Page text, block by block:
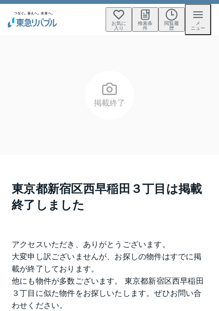
お気に
入り
検索条
件
閲覧履
歴
メ
ニュー
掲載終了
東京都新宿区西早稲田３丁目は掲載
終了しました
アクセスいただき、ありがとうございます。
大変申し訳ございませんが、お探しの物件はすでに掲
載が終了しております。
他にも物件が多数ございます。 東京都新宿区西早稲田
３丁目 に似た物件をお探しいたします。ぜひお問い合
わせください。